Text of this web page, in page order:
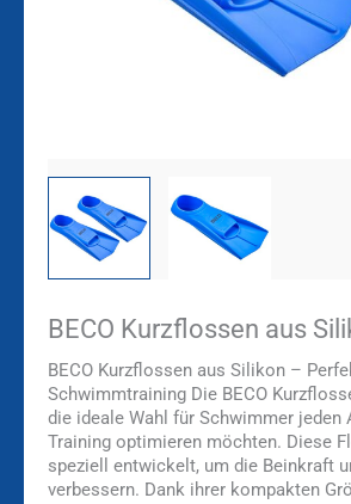
BECO Kurzflossen aus
BECO Kurzflossen aus Silikon –
Schwimmtraining Die BECO
die ideale Wahl für Schwimmer jeden
Training optimieren möchten. Diese
speziell entwickelt, um die Beinkraft
verbessern. Dank ihrer kompakten